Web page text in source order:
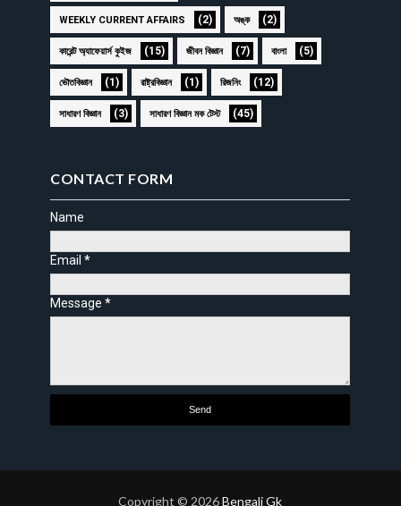
WEEKLY CURRENT AFFAIRS (2) অঙ্ক (2)
কারেন্ট অ্যাফেয়ার্স কুইজ (15) জীবন বিজ্ঞান (7) বাংলা (5)
ভৌতবিজ্ঞান (1) রাষ্ট্রবিজ্ঞান (1) রিজনিং (12)
সাধারণ বিজ্ঞান (3) সাধারণ বিজ্ঞান মক টেস্ট (45)
CONTACT FORM
Name
Email*
Message*
Copyright © 2026Bengali Gk